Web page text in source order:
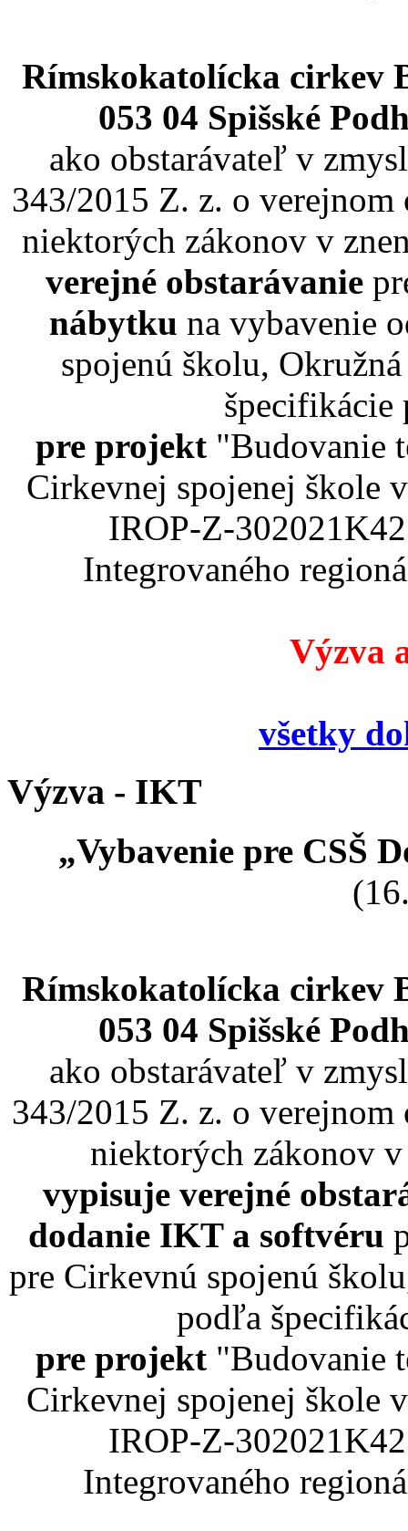
Rímskokatolícka cirkev
053 04 Spišské
ako obstarávateľ v
343/2015 Z. z. o verejnom
niektorých zákonov v
verejné obstarávanie
nábytku na vybavenie
spojenú školu,
špecifikácie
pre projekt "Budovanie
Cirkevnej spojenej
IROP-Z-
Integrovaného
Výzva
všetky
Výzva - IKT
„Vybavenie pre CSŠ
Rímskokatolícka cirkev
053 04 Spišské
ako obstarávateľ v
343/2015 Z. z. o verejnom
niektorých zákonov
vypisuje verejné
dodanie IKT a softvéru
pre Cirkevnú spojenú
podľa
pre projekt "Budovanie
Cirkevnej spojenej
IROP-Z-
Integrovaného